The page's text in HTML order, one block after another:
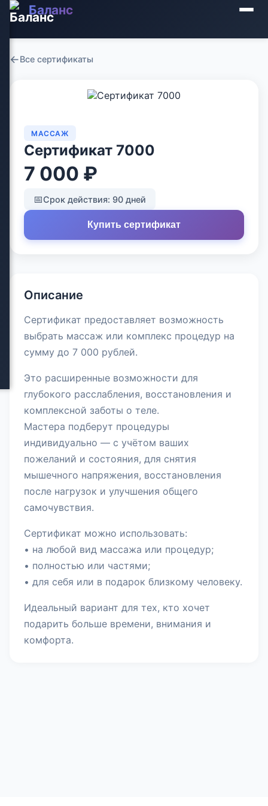
Баланс
←Все сертификаты
МАССАЖ
Сертификат 7000
7 000 ₽
📅Срок действия: 90 дней
Купить сертификат
Описание
Сертификат предоставляет возможность
выбрать массаж или комплекс процедур на
сумму до 7 000 рублей.
Это расширенные возможности для
глубокого расслабления, восстановления и
комплексной заботы о теле.
Мастера подберут процедуры
индивидуально — с учётом ваших
пожеланий и состояния, для снятия
мышечного напряжения, восстановления
после нагрузок и улучшения общего
самочувствия.
Сертификат можно использовать:
• на любой вид массажа или процедур;
• полностью или частями;
• для себя или в подарок близкому человеку.
Идеальный вариант для тех, кто хочет
подарить больше времени, внимания и
комфорта.